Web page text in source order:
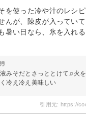
を使った冷や汁のレシ
んが、陳皮が入ってい
暑い日なら、氷を入れ
液みそだとさっととけて♫火
く冷え冷え美味しい
引用元: https://